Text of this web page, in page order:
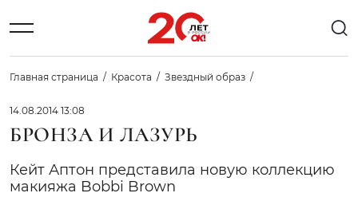
Главная страница Красота Звездный образ
14.08.2014 13:08
БРОНЗА И ЛАЗУРЬ
Кейт Аптон представила новую коллекцию
макияжа Bobbi Brown